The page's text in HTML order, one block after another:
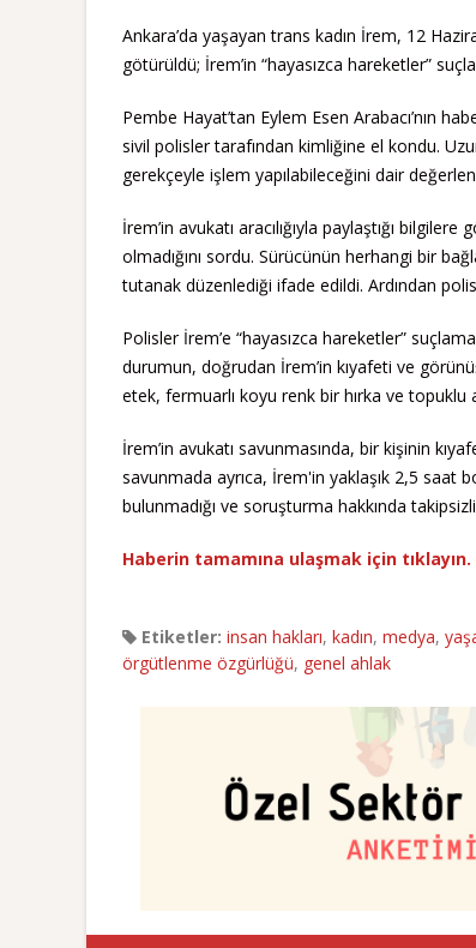
Ankara’da yaşayan trans kadın İrem, 12
götürüldü; İrem’in “hayasızca hareketler”
Pembe Hayat’tan Eylem Esen Arabacı’nın
sivil polisler tarafından kimliğine el kondu.
gerekçeyle işlem yapılabileceğini dair
İrem’in avukatı aracılığıyla paylaştığı
olmadığını sordu. Sürücünün herhangi bir
tutanak düzenlediği ifade edildi. Ardından
Polisler İrem’e “hayasızca hareketler”
durumun, doğrudan İrem’in kıyafeti ve
etek, fermuarlı koyu renk bir hırka ve topuklu
İrem’in avukatı savunmasında, bir kişinin
savunmada ayrıca, İrem'in yaklaşık 2,5 saat
bulunmadığı ve soruşturma hakkında
Haberin tamamına ulaşmak için tıklayın.
Etiketler: insan hakları, kadın, medya,
örgütlenme özgürlüğü, genel ahlak